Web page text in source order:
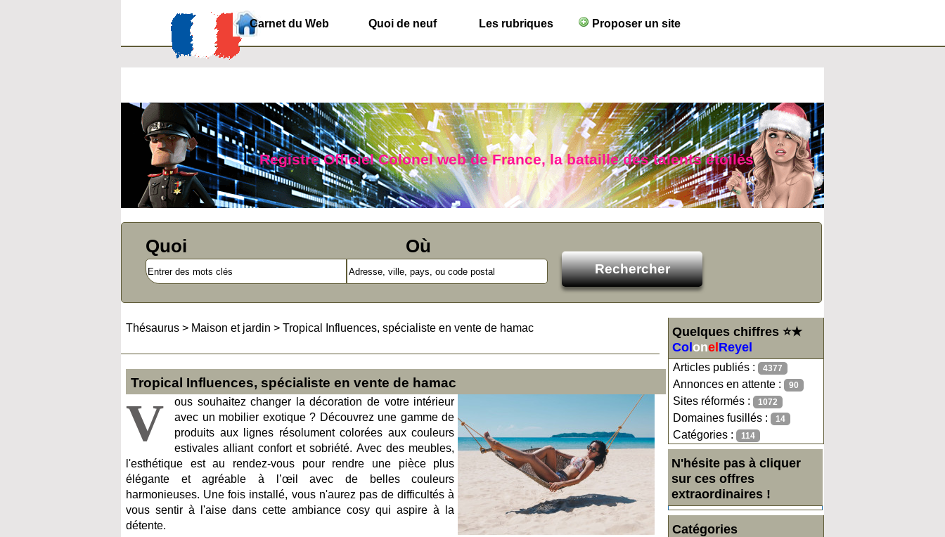
Carnet du Web Quoi de neuf Les rubriques Proposer un site
Registre Officiel Colonel web de France, la bataille des talents étoilés
Quoi Où
Quelques chiffres ⭐★
Col onel Reyel
Articles publiés : 4377
Annonces en attente : 90
Sites réformés : 1072
Domaines fusillés : 14
Catégories : 114
N'hésite pas à cliquer
sur ces offres
extraordinaires !
Catégories
Thésaurus > Maison et jardin > Tropical Influences, spécialiste en vente de hamac
Tropical Influences, spécialiste en vente de hamac
V
ous souhaitez changer la décoration de votre intérieur
avec un mobilier exotique ? Découvrez une gamme de
produits aux lignes résolument colorées aux couleurs
estivales alliant confort et sobriété. Avec des meubles,
l'esthétique est au rendez-vous pour rendre une pièce plus
élégante et agréable à l’œil avec de belles couleurs
harmonieuses. Une fois installé, vous n'aurez pas de difficultés à
vous sentir à l'aise dans cette ambiance cosy qui aspire à la
détente.